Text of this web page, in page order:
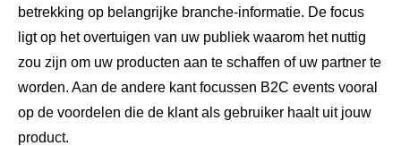
betrekking op belangrijke branche-informatie. De focus
ligt op het overtuigen van uw publiek waarom het nuttig
zou zijn om uw producten aan te schaffen of uw partner te
worden. Aan de andere kant focussen B2C events vooral
op de voordelen die de klant als gebruiker haalt uit jouw
product.